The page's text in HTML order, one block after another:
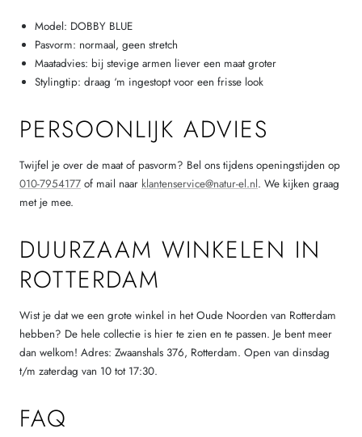
Model: DOBBY BLUE
Pasvorm: normaal, geen stretch
Maatadvies: bij stevige armen liever een maat groter
Stylingtip: draag ‘m ingestopt voor een frisse look
PERSOONLIJK ADVIES
Twijfel je over de maat of pasvorm? Bel ons tijdens openingstijden op
010-7954177 of mail naar klantenservice@natur-el.nl. We kijken graag
met je mee.
DUURZAAM WINKELEN IN
ROTTERDAM
Wist je dat we een grote winkel in het Oude Noorden van Rotterdam
hebben? De hele collectie is hier te zien en te passen. Je bent meer
dan welkom! Adres: Zwaanshals 376, Rotterdam. Open van dinsdag
t/m zaterdag van 10 tot 17:30.
FAQ